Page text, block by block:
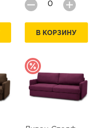
В КОРЗИНУ